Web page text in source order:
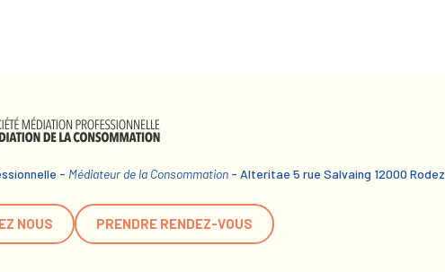
- Médiateur de la Consommation - Alteritae 5 rue Salvaing 12000 Rodez
NOUS PRENDRE RENDEZ-VOUS